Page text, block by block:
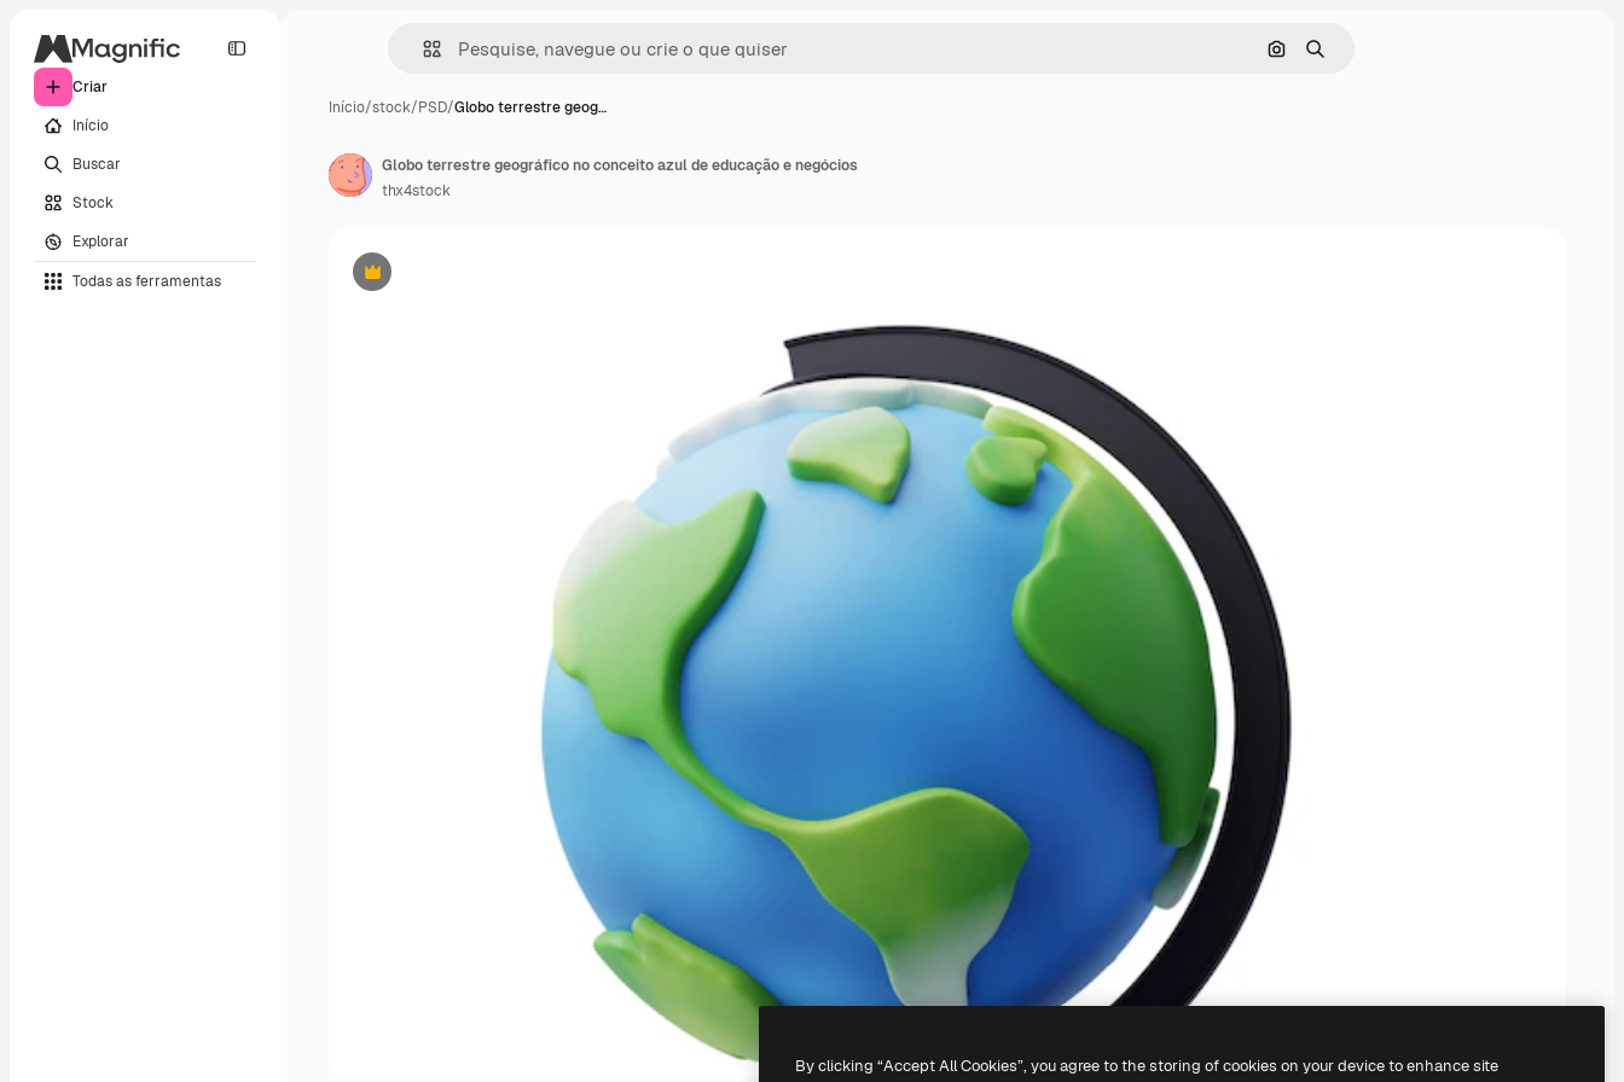
Criar
Início
Buscar
Stock
Explorar
Todas as ferramentas
Pesquisar por imagem
Buscar
Início/stock/PSD/Globo terrestre geog…
Premium
Globo terrestre geográfico no conceito azul de educação e negócios
thx4stock
By clicking “Accept All Cookies”, you agree to the storing of cookies on your device to enhance site